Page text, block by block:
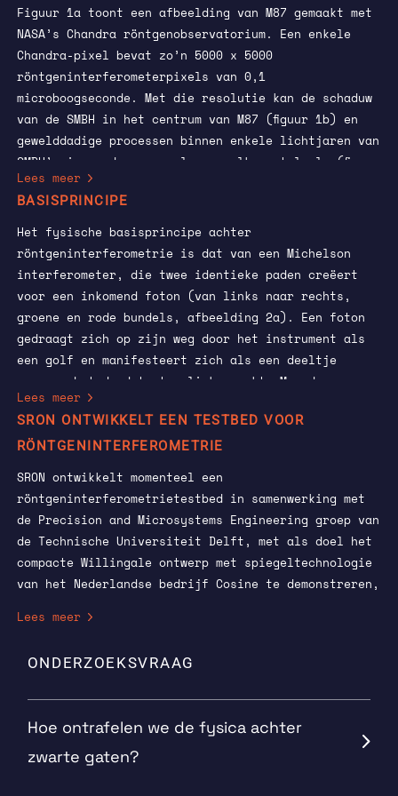
Figuur 1a toont een afbeelding van M87 gemaakt met
NASA’s Chandra röntgenobservatorium. Een enkele
Chandra-pixel bevat zo’n 5000 x 5000
röntgeninterferometerpixels van 0,1
microboogseconde. Met die resolutie kan de schaduw
van de SMBH in het centrum van M87 (figuur 1b) en
gewelddadige processen binnen enkele lichtjaren van
SMBH’s in verder weg gelegen melkwegstelsels (figuur
1c) worden waargenomen. Ook stellaire compacte
objecten in onze eigen Melkweg kunnen worden
bestudeerd, bijvoorbeeld het dubbelstersysteem
Cygnus X-1, dat een klein zwart gat en een grote,
zware ster bevat. De simulatie in figuur 1d toont
details zoals de accretieschijf rond het zwarte gat
(rechts) en de reflectie en schaduw ervan op het
oppervlak van de reuzenster (links).
Lees meer
BASISPRINCIPE
Het fysische basisprincipe achter
röntgeninterferometrie is dat van een Michelson
interferometer, die twee identieke paden creëert
voor een inkomend foton (van links naar rechts,
groene en rode bundels, afbeelding 2a). Een foton
gedraagt zich op zijn weg door het instrument als
een golf en manifesteert zich als een deeltje
wanneer het de detector links raakt. Meerdere
fotondetecties bouwen een patroon van heldere
franjes op bij de detector.
Lees meer
SRON ONTWIKKELT EEN TESTBED VOOR
RÖNTGENINTERFEROMETRIE
SRON ontwikkelt momenteel een
röntgeninterferometrietestbed in samenwerking met
de Precision and Microsystems Engineering groep van
de Technische Universiteit Delft, met als doel het
compacte Willingale ontwerp met spiegeltechnologie
van het Nederlandse bedrijf Cosine te demonstreren,
röntgeninterferometrie ruimtemissie. Samen met de
to-end simulator om alle aspecten van een
Röntgeninterferometrie heeft een aanbeveling
gekregen voor de technologische ontwikkeling van
Lees meer
ONDERZOEKSVRAAG
Hoe ontrafelen we de fysica achter
zwarte gaten?